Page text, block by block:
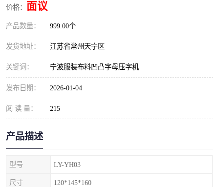
价格： 面议
产品数量： 999.00个
发货地址： 江苏省常州天宁区
关键词： 宁波服装布料凹凸字母压字机
发布日期： 2026-01-04
阅 读 量： 215
产品描述
型号 LY-YH03
尺寸 120*145*160